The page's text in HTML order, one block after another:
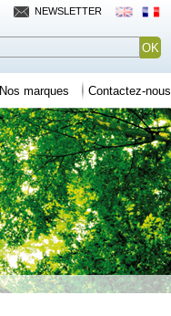
NEWSLETTER
Nos marques Contactez-nous